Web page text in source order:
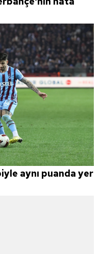
aynı puanda yer